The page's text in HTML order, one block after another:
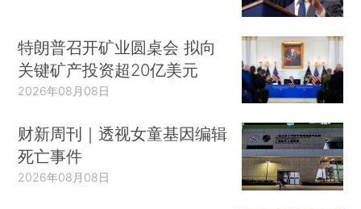
特朗普召开矿业圆桌会 拟向
关键矿产投资超20亿美元
2026年08月08日
财新周刊｜透视女童基因编辑
死亡事件
2026年08月08日